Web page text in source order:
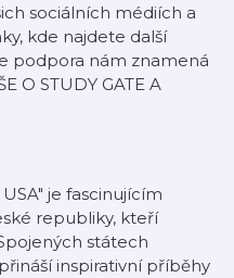
sociálních médiích a
kde najdete další
podpora nám znamená
O STUDY GATE A
je fascinujícím
republiky, kteří
státech
inspirativní příběhy